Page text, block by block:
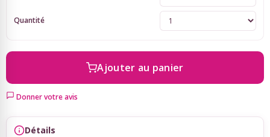
Rubans Tulle Organdi
Scrapbooking, Loisirs Créatifs
Quantité
Ajouter au panier
Donner votre avis
Détails